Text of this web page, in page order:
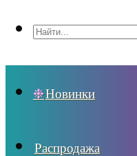
Новинки
Распродажа